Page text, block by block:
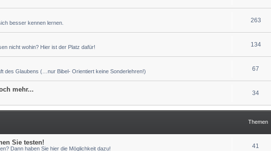
besser kennen lernen. 263
nicht wohin? Hier ist der Platz dafür! 134
des Glaubens (…nur Bibel- Orientiert keine Sonderlehren!) 67
mehr... 34
Themen
Sie testen!
Dann haben Sie hier die Möglichkeit dazu! 41